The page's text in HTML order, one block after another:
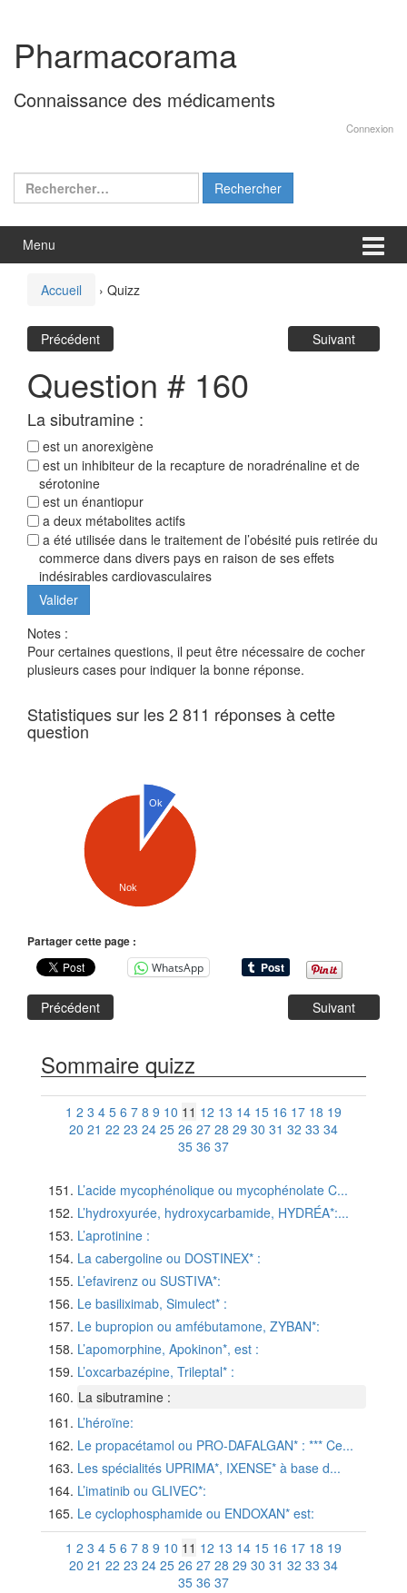
contenu
menu
principal
Pharmacorama
Connaissance des médicaments
Connexion
Rechercher :
Menu
Accueil › Quizz
Précédent Suivant
Question # 160
La sibutramine :
est un anorexigène
est un inhibiteur de la recapture de noradrénaline et de
sérotonine
est un énantiopur
a deux métabolites actifs
a été utilisée dans le traitement de l’obésité puis retirée du
commerce dans divers pays en raison de ses effets
indésirables cardiovasculaires
Notes :
Pour certaines questions, il peut être nécessaire de cocher
plusieurs cases pour indiquer la bonne réponse.
Statistiques sur les 2 811 réponses à cette
question
Ok
Nok
Partager cette page :
WhatsApp
Précédent Suivant
Sommaire quizz
1 2 3 4 5 6 7 8 9 10 11 12 13 14 15 16 17 18 19
20 21 22 23 24 25 26 27 28 29 30 31 32 33 34
35 36 37
L’acide mycophénolique ou mycophénolate C...
L’hydroxyurée, hydroxycarbamide, HYDRÉA*:...
L’aprotinine :
La cabergoline ou DOSTINEX* :
L’efavirenz ou SUSTIVA*:
Le basiliximab, Simulect* :
Le bupropion ou amfébutamone, ZYBAN*:
L’apomorphine, Apokinon*, est :
L’oxcarbazépine, Trileptal* :
La sibutramine :
L’héroïne:
Le propacétamol ou PRO-DAFALGAN* : *** Ce...
Les spécialités UPRIMA*, IXENSE* à base d...
L’imatinib ou GLIVEC*:
Le cyclophosphamide ou ENDOXAN* est:
1 2 3 4 5 6 7 8 9 10 11 12 13 14 15 16 17 18 19
20 21 22 23 24 25 26 27 28 29 30 31 32 33 34
35 36 37